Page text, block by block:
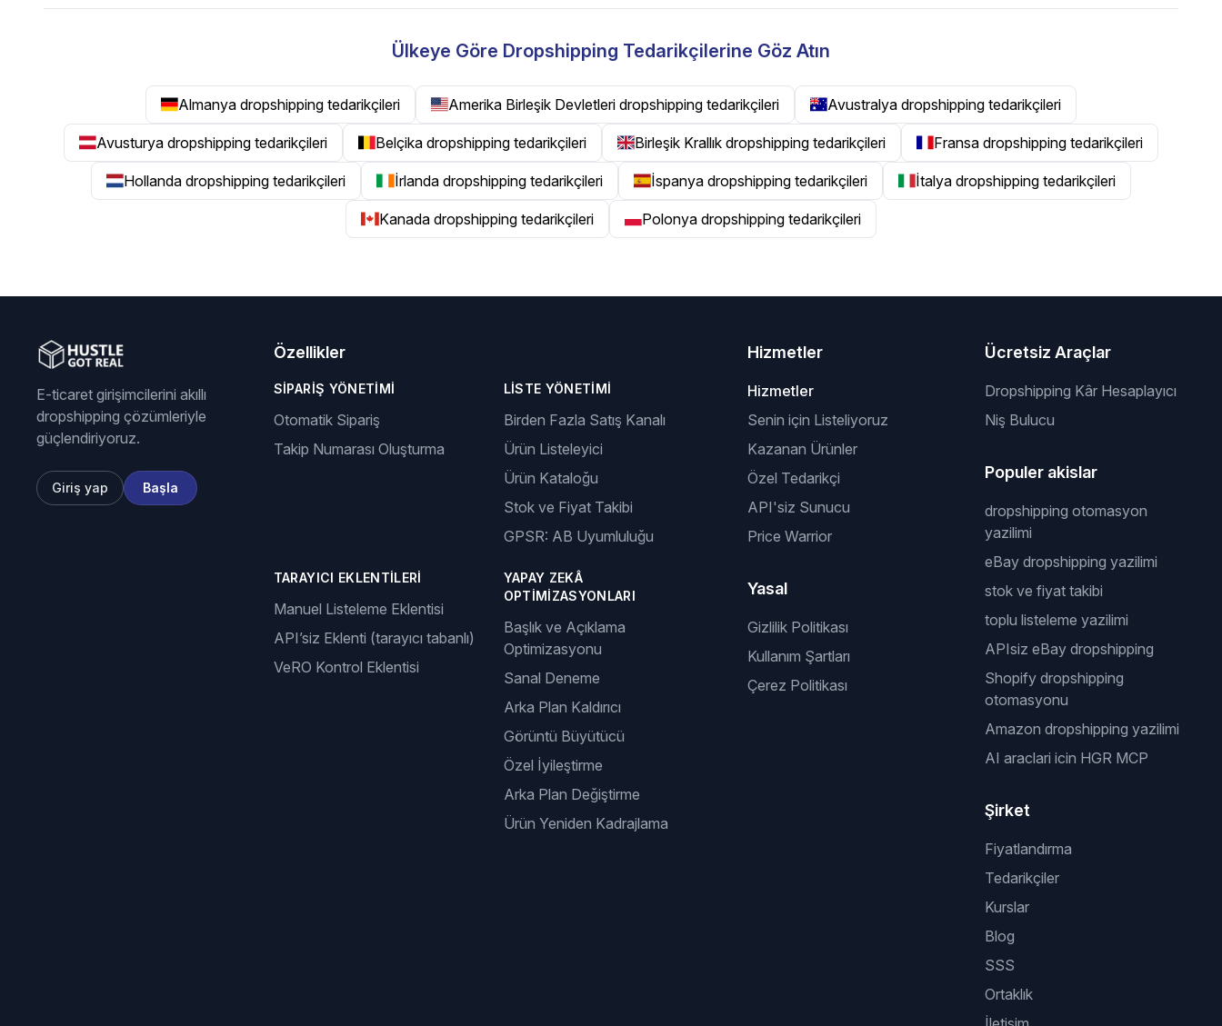
Ülkeye Göre Dropshipping Tedarikçilerine Göz Atın
Almanya dropshipping tedarikçileri Amerika Birleşik Devletleri dropshipping tedarikçileri Avustralya dropshipping tedarikçileri
Avusturya dropshipping tedarikçileri Belçika dropshipping tedarikçileri Birleşik Krallık dropshipping tedarikçileri Fransa dropshipping tedarikçileri
Hollanda dropshipping tedarikçileri İrlanda dropshipping tedarikçileri İspanya dropshipping tedarikçileri İtalya dropshipping tedarikçileri
Kanada dropshipping tedarikçileri Polonya dropshipping tedarikçileri
E-ticaret girişimcilerini akıllı
dropshipping çözümleriyle
güçlendiriyoruz.
Giriş yap Başla
Özellikler
SIPARIŞ YÖNETIMI
Otomatik Sipariş
Takip Numarası Oluşturma
LISTE YÖNETIMI
Birden Fazla Satış Kanalı
Ürün Listeleyici
Ürün Kataloğu
Stok ve Fiyat Takibi
GPSR: AB Uyumluluğu
TARAYICI EKLENTILERI
Manuel Listeleme Eklentisi
API’siz Eklenti (tarayıcı tabanlı)
VeRO Kontrol Eklentisi
YAPAY ZEKÂ
OPTIMIZASYONLARI
Başlık ve Açıklama
Optimizasyonu
Sanal Deneme
Arka Plan Kaldırıcı
Görüntü Büyütücü
Özel İyileştirme
Arka Plan Değiştirme
Ürün Yeniden Kadrajlama
Hizmetler
Hizmetler
Senin için Listeliyoruz
Kazanan Ürünler
Özel Tedarikçi
API'siz Sunucu
Price Warrior
Yasal
Gizlilik Politikası
Kullanım Şartları
Çerez Politikası
Ücretsiz Araçlar
Dropshipping Kâr Hesaplayıcı
Niş Bulucu
Populer akislar
dropshipping otomasyon
yazilimi
eBay dropshipping yazilimi
stok ve fiyat takibi
toplu listeleme yazilimi
APIsiz eBay dropshipping
Shopify dropshipping
otomasyonu
Amazon dropshipping yazilimi
AI araclari icin HGR MCP
Şirket
Fiyatlandırma
Tedarikçiler
Kurslar
Blog
SSS
Ortaklık